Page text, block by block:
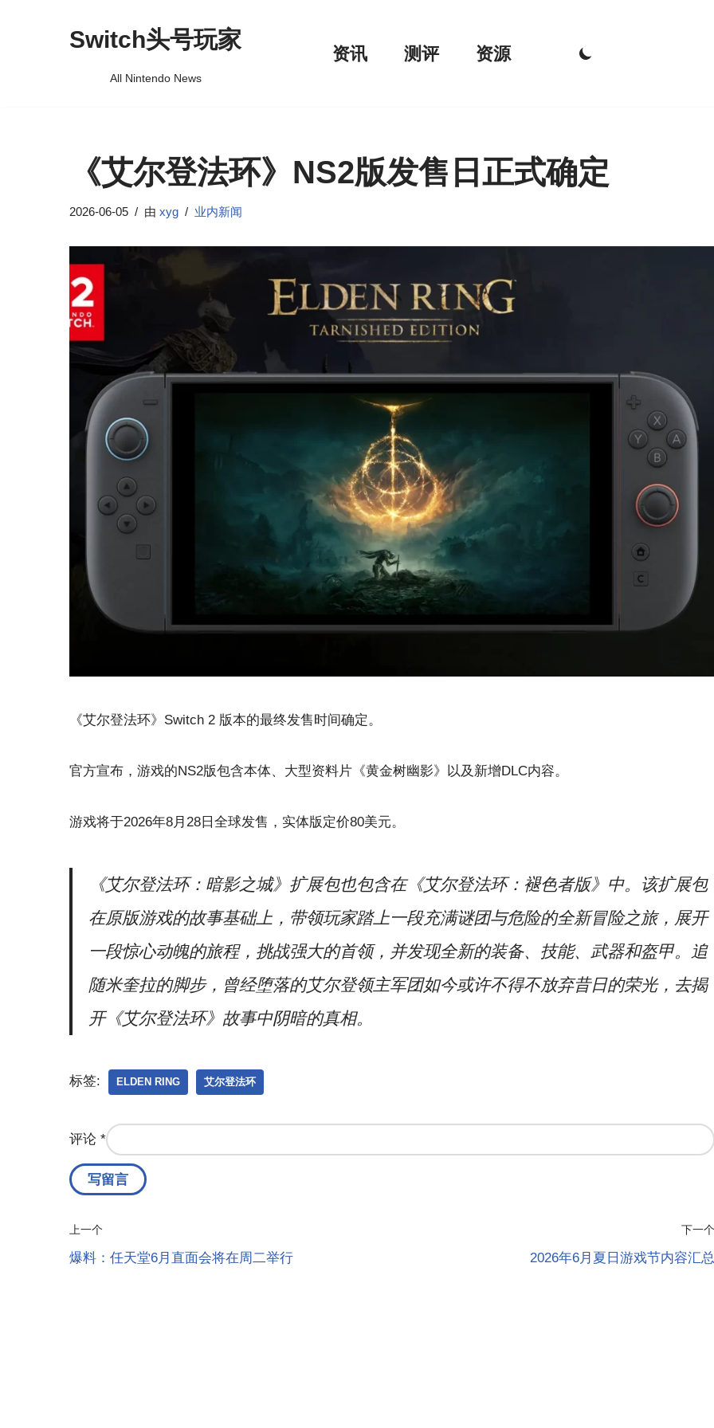
Switch头号玩家
All Nintendo News
资讯 测评 资源
《艾尔登法环》NS2版发售日正式确定
2026-06-05 由 xyg 业内新闻
《艾尔登法环》Switch 2 版本的最终发售时间确定。
官方宣布，游戏的NS2版包含本体、大型资料片《黄金树幽影》以及新增DLC内容。
游戏将于2026年8月28日全球发售，实体版定价80美元。
《艾尔登法环：暗影之城》扩展包也包含在《艾尔登法环：褪色者版》中。该扩展包
在原版游戏的故事基础上，带领玩家踏上一段充满谜团与危险的全新冒险之旅，展开
一段惊心动魄的旅程，挑战强大的首领，并发现全新的装备、技能、武器和盔甲。追
随米奎拉的脚步，曾经堕落的艾尔登领主军团如今或许不得不放弃昔日的荣光，去揭
开《艾尔登法环》故事中阴暗的真相。
标签: ELDEN RING 艾尔登法环
评论 *
上一个
爆料：任天堂6月直面会将在周二举行
下一个
2026年6月夏日游戏节内容汇总